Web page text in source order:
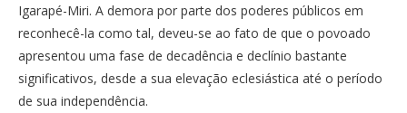
Igarapé-Miri. A demora por parte dos poderes públicos em
reconhecê-la como tal, deveu-se ao fato de que o povoado
apresentou uma fase de decadência e declínio bastante
significativos, desde a sua elevação eclesiástica até o período
de sua independência.